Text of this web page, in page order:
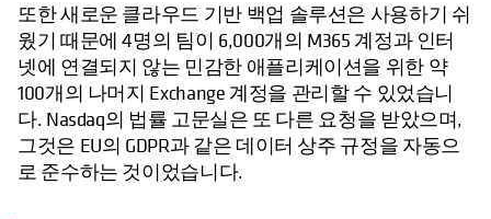
또한 새로운 클라우드 기반 백업 솔루션은 사용하기 쉬
웠기 때문에 4명의 팀이 6,000개의 M365 계정과 인터
넷에 연결되지 않는 민감한 애플리케이션을 위한 약
100개의 나머지 Exchange 계정을 관리할 수 있었습니
다. Nasdaq의 법률 고문실은 또 다른 요청을 받았으며,
그것은 EU의 GDPR과 같은 데이터 상주 규정을 자동으
로 준수하는 것이었습니다.